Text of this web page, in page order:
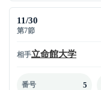
11/30
第7節
相手立命館大学
番号 5